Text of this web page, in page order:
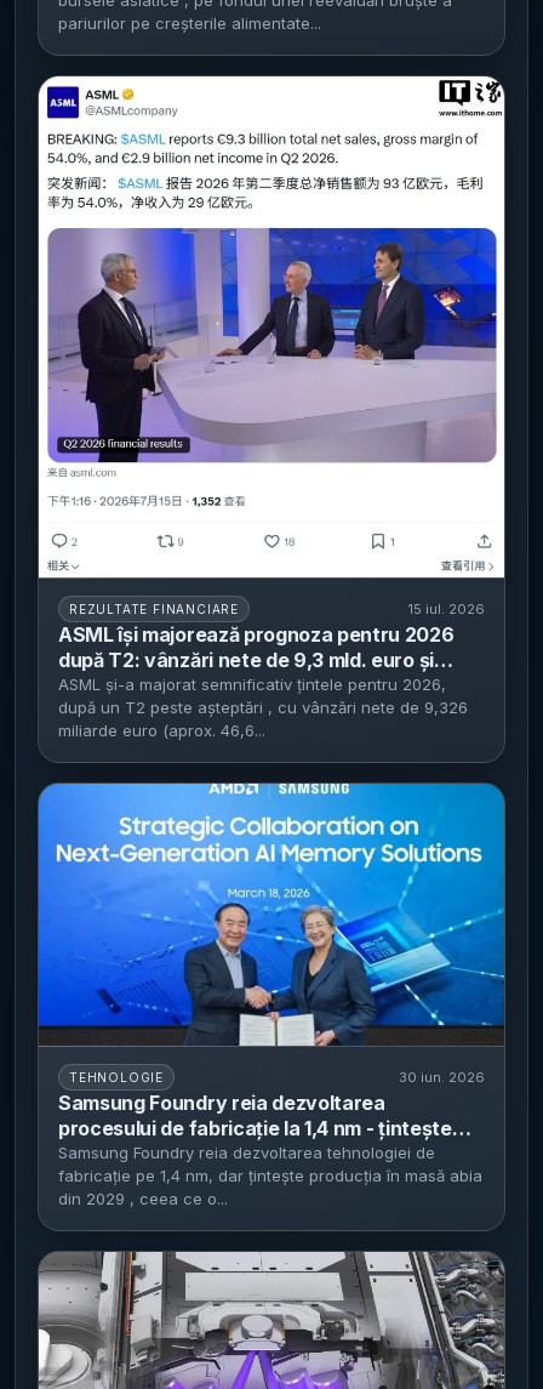
pariurilor pe creșterile alimentate...
REZULTATE FINANCIARE 15 iul. 2026
ASML își majorează prognoza pentru 2026
după T2: vânzări nete de 9,3 mld. euro și
marjă brută de 54% - compania vede venituri
anuale de 43-45 mld. euro și continuă
răscumpărările de acțiuni
ASML și-a majorat semnificativ țintele pentru 2026,
după un T2 peste așteptări , cu vânzări nete de 9,326
miliarde euro (aprox. 46,6...
TEHNOLOGIE 30 iun. 2026
Samsung Foundry reia dezvoltarea
procesului de fabricație la 1,4 nm - țintește
producția în masă în 2029, după ce a amânat
planul inițial din 2027
Samsung Foundry reia dezvoltarea tehnologiei de
fabricație pe 1,4 nm, dar țintește producția în masă abia
din 2029 , ceea ce o...